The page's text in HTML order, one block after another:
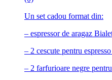
Un set cadou format din:
– espressor de aragaz
– 2 cescute pentru
– 2 farfurioare negre